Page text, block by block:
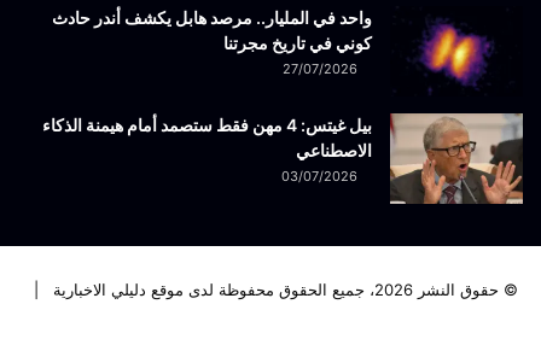
واحد في المليار.. مرصد هابل يكشف أندر حادث
كوني في تاريخ مجرتنا
27/07/2026
بيل غيتس: 4 مهن فقط ستصمد أمام هيمنة الذكاء
الاصطناعي
03/07/2026
© حقوق النشر 2026، جميع الحقوق محفوظة لدى موقع دليلي الاخبارية |